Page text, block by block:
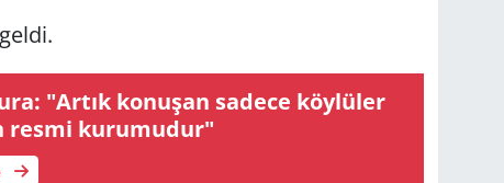
"Artık konuşan sadece köylüler
resmi kurumudur"